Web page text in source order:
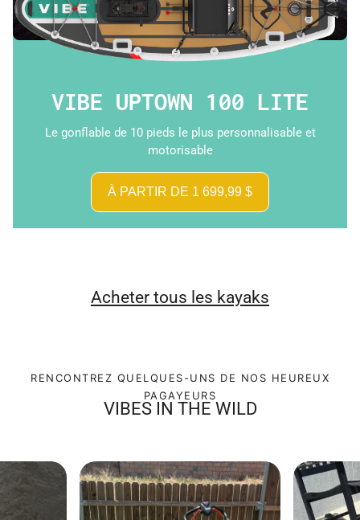
VIBE UPTOWN 100 LITE
Le gonflable de 10 pieds le plus personnalisable et
motorisable
À PARTIR DE 1 699,99 $
Acheter tous les kayaks
VIBES IN THE WILD
RENCONTREZ QUELQUES-UNS DE NOS HEUREUX
PAGAYEURS